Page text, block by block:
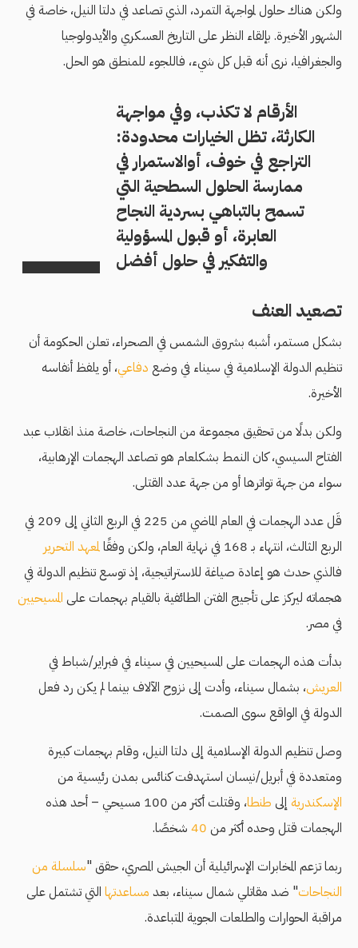
ولكن هناك حلول لمواجهة التمرد، الذي تصاعد في دلتا النيل، خاصة في
الشهور الأخيرة. بإلقاء النظر على التاريخ العسكري والأيدولوجيا
والجغرافيا، نرى أنه قبل كل شيء، فاللجوء للمنطق هو الحل.
الأرقام لا تكذب، وفي مواجهة
الكارثة، تظل الخيارات محدودة:
التراجع في خوف، أوالاستمرار في
ممارسة الحلول السطحية التي
تسمح بالتباهي بسردية النجاح
العابرة، أو قبول المسؤولية
والتفكير في حلول أفضل
تصعيد العنف
بشكل مستمر، أشبه بشروق الشمس في الصحراء، تعلن الحكومة أن
تنظيم الدولة الإسلامية في سيناء في وضع دفاعي، أو يلفظ أنفاسه
الأخيرة.
ولكن بدلًا من تحقيق مجموعة من النجاحات، خاصة منذ انقلاب عبد
الفتاح السيسي، كان النمط بشكلعام هو تصاعد الهجمات الإرهابية،
سواء من جهة تواترها أو من جهة عدد القتلى.
قَل عدد الهجمات في العام الماضي من 225 في الربع الثاني إلى 209 في
الربع الثالث، انتهاء بـ 168 في نهاية العام، ولكن وفقًا
لمعهد التحرير
فالذي حدث هو إعادة صياغة للاستراتيجية، إذ توسع تنظيم الدولة في
هجماته ليركز على تأجيج الفتن الطائفية بالقيام بهجمات على المسيحيين
في مصر.
بدأت هذه الهجمات على المسيحيين في سيناء في فبراير/شباط في
العريش، بشمال سيناء، وأدت إلى نزوح الآلاف بينما لم يكن رد فعل
الدولة في الواقع سوى الصمت.
وصل تنظيم الدولة الإسلامية إلى دلتا النيل، وقام بهجمات كبيرة
ومتعددة في أبريل/نيسان استهدفت كنائس بمدن رئيسية من
الإسكندرية إلى طنطا
، وقتلت أكثر من 100 مسيحي – أحد هذه
الهجمات قتل وحده أكثر من 40 شخصًا.
ربما تزعم المخابرات الإسرائيلية أن الجيش المصري، حقق "سلسلة من
النجاحات" ضد مقاتلي شمال سيناء، بعد مساعدتها التي تشتمل على
مراقبة الحوارات والطلعات الجوية المتباعدة.